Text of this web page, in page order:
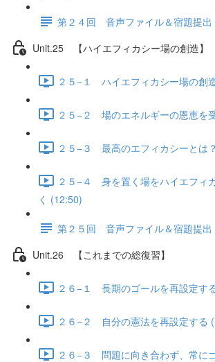
第２４回 音声ファイル＆宿題提出
Unit.25 【ハイエフィカシー場の創造】
２５−１ ハイエフィカシー場の創
２５−２ 場のエネルギーの恩恵を
２５−３ 最高のエフィカシーとは
２５−４ 身を置く場をハイエフィ
く (12:50)
第２５回 音声ファイル＆宿題提出
Unit.26 【これまでの総復習】
２６−１ 長期のゴールを再設定す
２６−２ 自分の憲法を再設定する
２６−３ 問題に向き合わず、常に